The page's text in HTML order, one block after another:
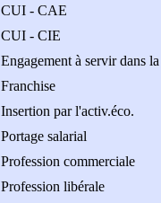
CUI - CAE
CUI - CIE
Engagement à servir dans
Franchise
Insertion par l'activ.éco.
Portage salarial
Profession commerciale
Profession libérale